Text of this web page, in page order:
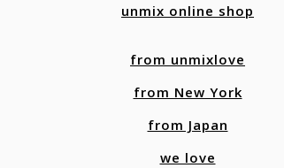
unmix online shop
from unmixlove
from New York
from Japan
we love